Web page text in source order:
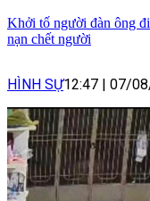
Khởi tố người đàn ông
nạn chết người
HÌNH SỰ12:47 07/